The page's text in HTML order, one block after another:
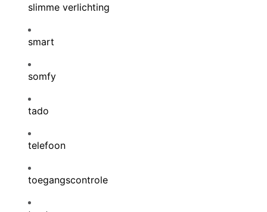
slimme verlichting
smart
somfy
tado
telefoon
toegangscontrole